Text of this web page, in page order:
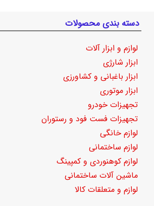
دسته بندی محصولات
لوازم و ابزار آلات
ابزار شارژی
ابزار باغبانی و کشاورزی
ابزار موتوری
تجهیزات خودرو
تجهیزات فست فود و رستوران
لوازم خانگی
لوازم ساختمانی
لوازم کوهنوردی و کمپینگ
ماشین آلات ساختمانی
لوازم و متعلقات کالا